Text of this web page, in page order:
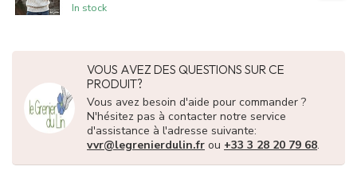
In stock
VOUS AVEZ DES QUESTIONS SUR CE
PRODUIT?
Vous avez besoin d'aide pour commander ?
N'hésitez pas à contacter notre service
d'assistance à l'adresse suivante:
vvr@legrenierdulin.fr ou +33 3 28 20 79 68.